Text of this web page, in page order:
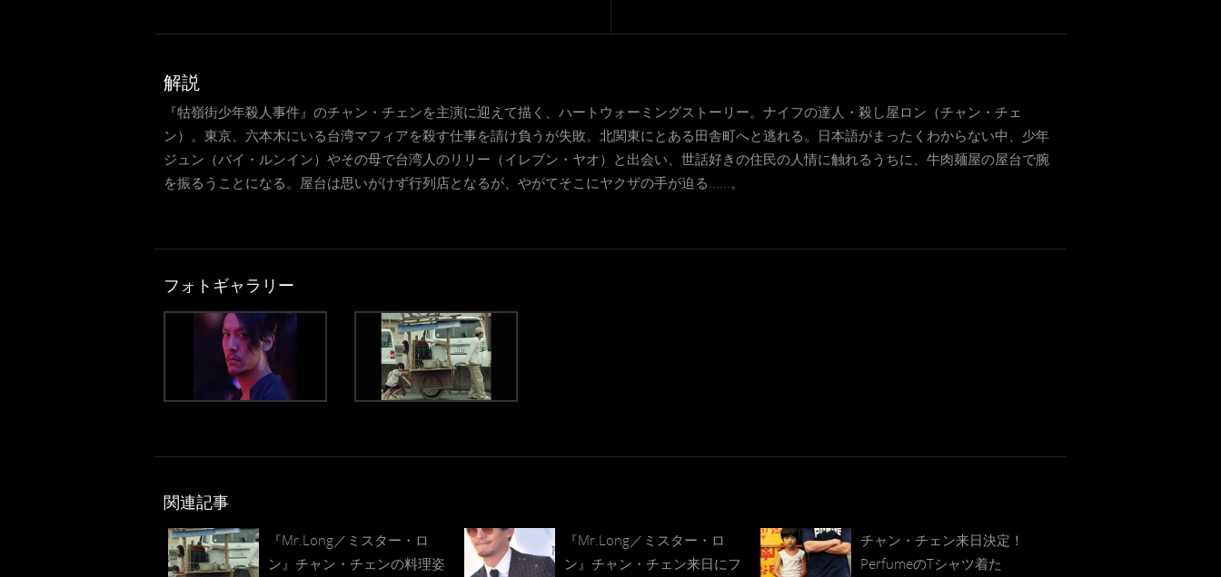
解説
『牯嶺街少年殺人事件』のチャン・チェンを主演に迎えて描く、ハートウォーミングストーリー。ナイフの達人・殺し屋ロン（チャン・チェ
ン）。東京、六本木にいる台湾マフィアを殺す仕事を請け負うが失敗。北関東にとある田舎町へと逃れる。日本語がまったくわからない中、少年
ジュン（バイ・ルンイン）やその母で台湾人のリリー（イレブン・ヤオ）と出会い、世話好きの住民の人情に触れるうちに、牛肉麺屋の屋台で腕
を振るうことになる。屋台は思いがけず行列店となるが、やがてそこにヤクザの手が迫る......。
フォトギャラリー
関連記事
『Mr.Long／ミスター・ロ
ン』チャン・チェンの料理姿
『Mr.Long／ミスター・ロ
ン』チャン・チェン来日にフ
チャン・チェン来日決定！
PerfumeのTシャツ着た